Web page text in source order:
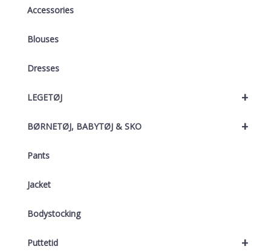
Accessories
Blouses
Dresses
+
LEGETØJ
+
BØRNETØJ, BABYTØJ & SKO
Pants
Jacket
Bodystocking
+
Puttetid